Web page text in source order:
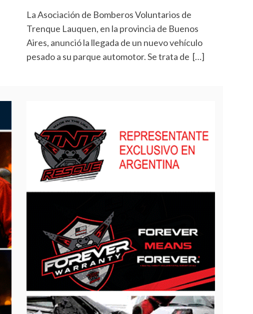
La Asociación de Bomberos Voluntarios de
Trenque Lauquen, en la provincia de Buenos
Aires, anunció la llegada de un nuevo vehículo
pesado a su parque automotor. Se trata de […]